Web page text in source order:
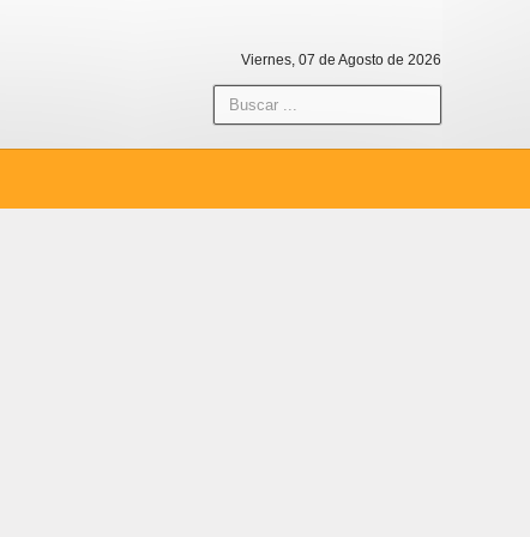
Viernes, 07 de Agosto de 2026